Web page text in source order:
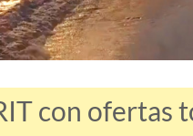
con ofertas